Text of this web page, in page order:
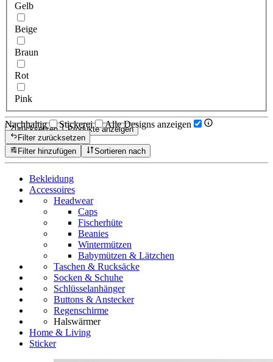
Gelb
Beige
Braun
Rot
Pink
Zurücksetzen Produkte anzeigen
Nachhaltig Stickerei Alle Designs anzeigen
Filter zurücksetzen
Filter hinzufügen
Sortieren nach
Bekleidung
Accessoires
Headwear
Caps
Fischerhüte
Beanies
Wintermützen
Babymützen & Lätzchen
Taschen & Rucksäcke
Socken & Schuhe
Schlüsselanhänger
Buttons & Anstecker
Regenschirme
Halswärmer
Home & Living
Sticker